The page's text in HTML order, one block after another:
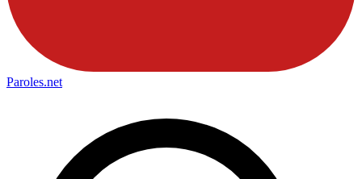
Paroles.net